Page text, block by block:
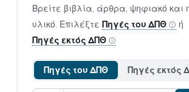
Βρείτε βιβλία, άρθρα, ψηφιακό και
υλικό. Επιλέξτε Πηγές του ΔΠΘ
ή
Πηγές εκτός ΔΠΘ
Πηγές του ΔΠΘ Πηγές εκτός